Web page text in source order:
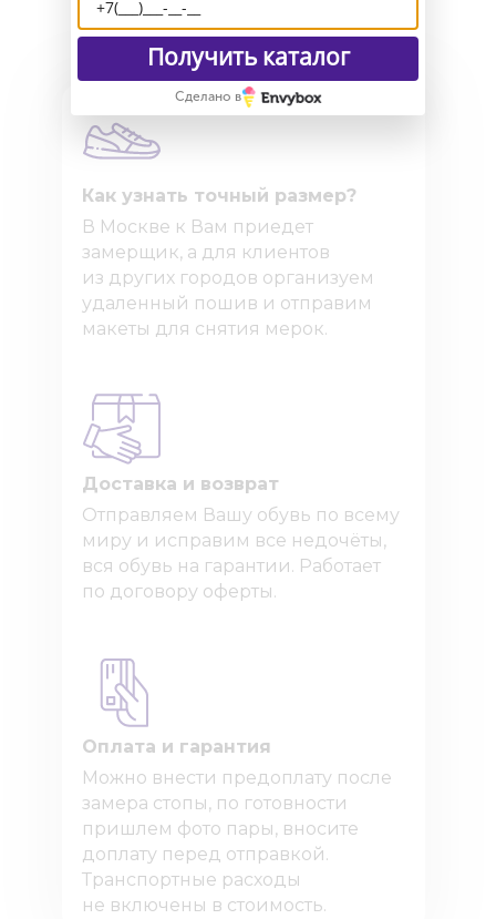
Доставка и возврат
В Москве к Вам приедет
замерщик, а для клиентов
из других городов организуем
удаленный пошив и отправим
макеты для снятия мерок.
Как узнать точный размер?
Отправляем Вашу обувь по всему
миру и исправим все недочёты,
вся обувь на гарантии. Работает
по договору оферты.
Оплата и гарантия
Можно внести предоплату после
замера стопы, по готовности
пришлем фото пары, вносите
доплату перед отправкой.
Транспортные расходы
не включены в стоимость.
Получить каталог
Сделано в